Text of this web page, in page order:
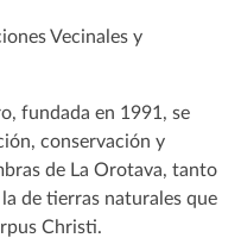
Vecinales y
fundada en 1991, se
conservación y
de La Orotava, tanto
de tierras naturales que
Christi.